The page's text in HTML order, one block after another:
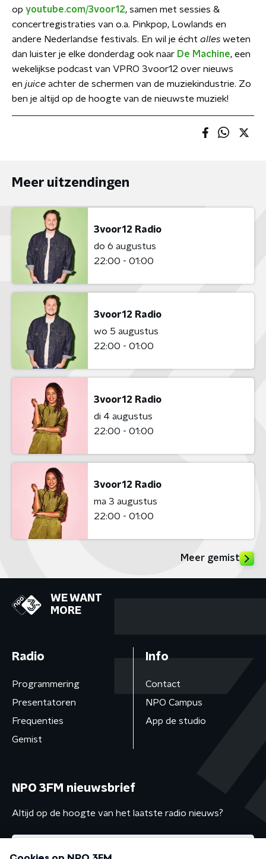
op youtube.com/3voor12, samen met sessies &
concertregistraties van o.a. Pinkpop, Lowlands en
andere Nederlandse festivals. En wil je écht alles weten
dan luister je elke donderdag ook naar De Machine, een
wekelijkse podcast van VPRO 3voor12 over nieuws
en juice achter de schermen van de muziekindustrie. Zo
ben je altijd op de hoogte van de nieuwste muziek!
Meer uitzendingen
3voor12 Radio
do 6 augustus
22:00 - 01:00
3voor12 Radio
wo 5 augustus
22:00 - 01:00
3voor12 Radio
di 4 augustus
22:00 - 01:00
3voor12 Radio
ma 3 augustus
22:00 - 01:00
Meer gemist
WE WANT
MORE
Radio
Programmering
Presentatoren
Frequenties
Gemist
Info
Contact
NPO Campus
App de studio
NPO 3FM nieuwsbrief
Altijd op de hoogte van het laatste radio nieuws?